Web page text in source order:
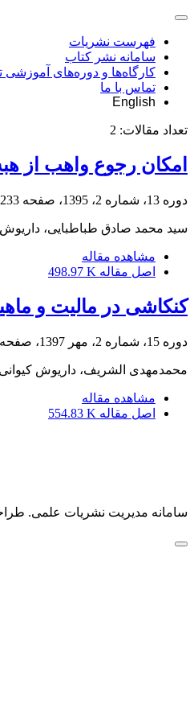
فهرست نشریات
سامانه نشر کتاب
کارگاه‌ها و دوره‌های
تماس با ما
English
تعداد مقالات: 2
امکان رجوع واهب از
دوره 13، شماره 2، 1395، صفحه 233-252
سید محمد صادق طباطبایی،
مشاهده مقاله
اصل مقاله 498.97 K
کنکاشی در مالیت و
دوره 15، شماره 2، مهر 1397، صفحه
محمدمهدی الشریف، داریوش
مشاهده مقاله
اصل مقاله 554.83 K
سامانه مدیریت نشریات علمی.